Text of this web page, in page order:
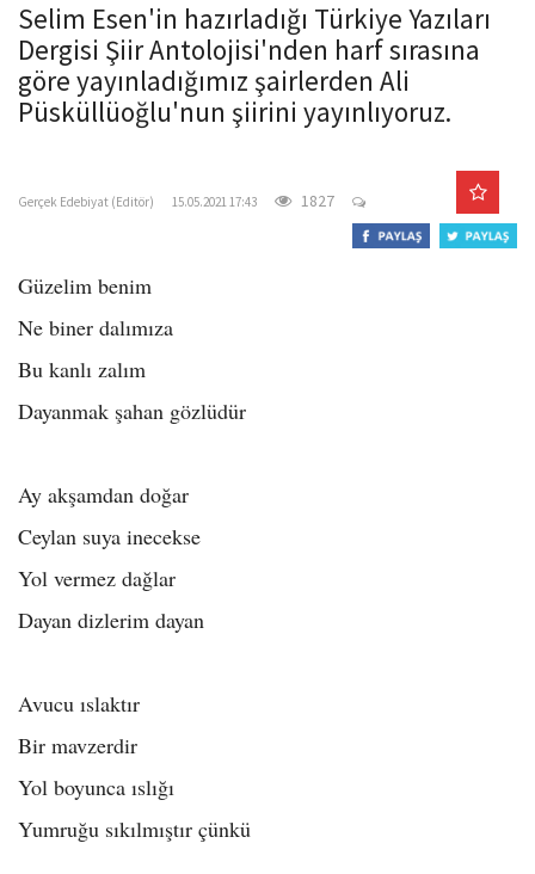
a
t
i
o
Selim Esen'in hazırladığı Türkiye Yazıları
Dergisi Şiir Antolojisi'nden harf sırasına
göre yayınladığımız şairlerden Ali
Püsküllüoğlu'nun şiirini yayınlıyoruz.
Gerçek Edebiyat (Editör) 15.05.2021 17:43 1827
Güzelim benim
Ne biner dalımıza
Bu kanlı zalım
Dayanmak şahan gözlüdür
Ay akşamdan doğar
Ceylan suya inecekse
Yol vermez dağlar
Dayan dizlerim dayan
Avucu ıslaktır
Bir mavzerdir
Yol boyunca ıslığı
Yumruğu sıkılmıştır çünkü